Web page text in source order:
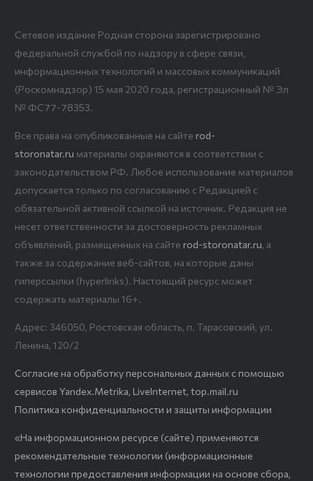
Сетевое издание Родная сторона зарегистрировано
федеральной службой по надзору в сфере связи,
информационных технологий и массовых коммуникаций
(Роскомнадзор) 15 мая 2020 года, регистрационный № Эл
№ ФС77-78353.
Все права на опубликованные на сайте rod-
storonatar.ru материалы охраняются в соответствии с
законодательством РФ. Любое использование материалов
допускается только по согласованию с Редакцией с
обязательной активной ссылкой на источник. Редакция не
несет ответственности за достоверность рекламных
объявлений, размещенных на сайте rod-storonatar.ru, а
также за содержание веб-сайтов, на которые даны
гиперссылки (hyperlinks). Настоящий ресурс может
содержать материалы 16+.
Адрес: 346050, Ростовская область, п. Тарасовский, ул.
Ленина, 120/2
Согласие на обработку персональных данных с помощью
сервисов Yandex.Metrika, LiveInternet, top.mail.ru
Политика конфиденциальности и защиты информации
«На информационном ресурсе (сайте) применяются
рекомендательные технологии (информационные
технологии предоставления информации на основе сбора,